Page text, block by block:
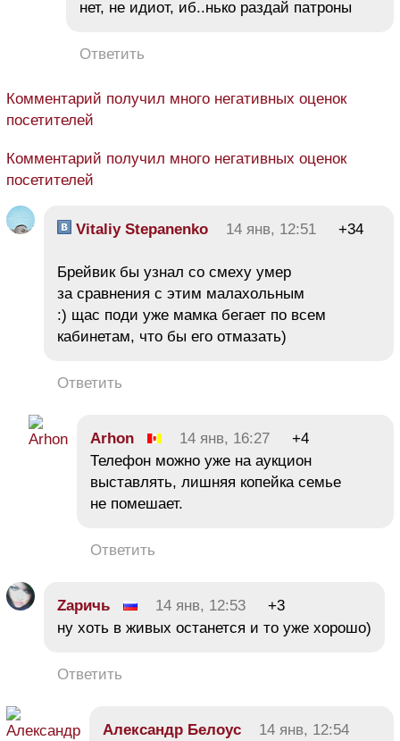
нет, не идиот, иб..нько раздай патроны
Ответить
Комментарий получил много негативных оценок
посетителей
Комментарий получил много негативных оценок
посетителей
Vitaliy Stepanenko 14 янв, 12:51 +34
Брейвик бы узнал со смеху умер
за сравнения с этим малахольным
:) щас поди уже мамка бегает по всем
кабинетам, что бы его отмазать)
Ответить
Arhon 14 янв, 16:27
+4
Телефон можно уже на аукцион
выставлять, лишняя копейка семье
не помешает.
Ответить
Zаричь 14 янв, 12:53
+3
ну хоть в живых останется и то уже хорошо)
Ответить
Александр Белоус
14 янв, 12:54